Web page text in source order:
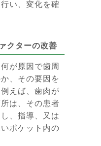
い、変化を確
クターの改善
が原因で歯周
、その要因を
えば、歯肉が
は、その患者
、指導、又は
ポケット内の